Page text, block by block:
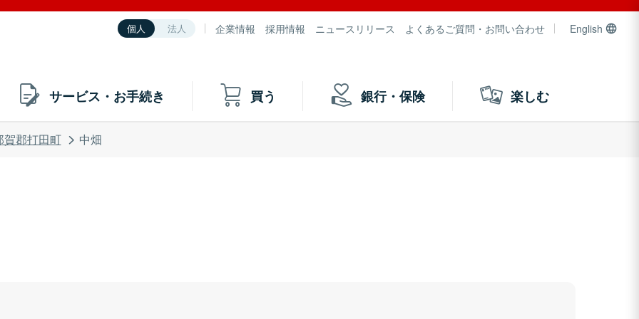
個人 法人 企業情報 採用情報 ニュースリリース よくあるご質問・お問い合わせ English
サービス・お手続き 買う 銀行・保険 楽しむ
賀郡打田町 中畑